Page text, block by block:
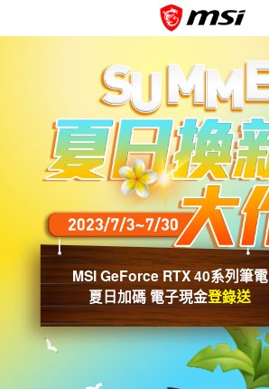
MSI GeForce RTX 40系列筆電
夏日加碼 電子現金登錄送